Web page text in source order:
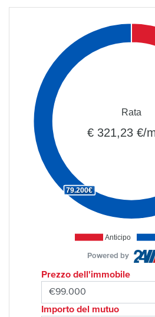
Anticipo
79.200€
Rata
€ 321,23 €/
Powered by
Prezzo dell'immobile
Importo del mutuo